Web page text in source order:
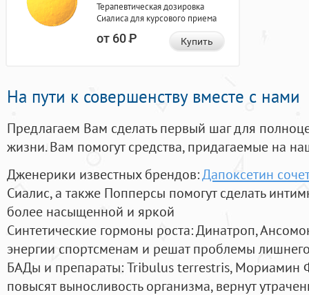
Терапевтическая дозировка
Сиалиса для курсового приема
от 60Р Купить
На пути к совершенству вместе с нами
Предлагаем Вам сделать первый шаг для
жизни. Вам помогут средства, придагаемые на
Дженерики известных брендов:Дапоксетин
Сиалис, а также Попперсы помогут сделать
более насыщенной и яркой
Синтетические гормоны роста: Динатроп,
энергии спортсменам и решат проблемы
БАДы и препараты:Tribulus terrestris, Мориамин
повысят выносливость организма, вернут